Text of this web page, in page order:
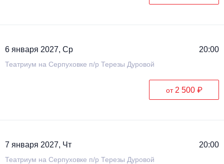
6 января 2027, Ср 20:00
Театриум на Серпуховке п/р Терезы Дуровой
от 2 500 ₽
7 января 2027, Чт 20:00
Театриум на Серпуховке п/р Терезы Дуровой